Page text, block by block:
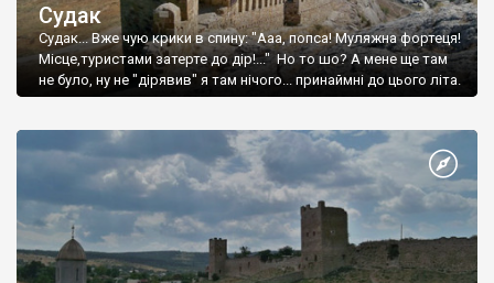
Судак
Судак... Вже чую крики в спину: "Ааа, попса! Муляжна фортеця!
Місце,туристами затерте до дір!..." Но то шо? А мене ще там
не було, ну не "дірявив" я там нічого... принаймні до цього літа.